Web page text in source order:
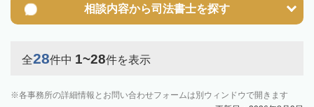
相談内容から司法書士を探す
全28件中 1~28件を表示
各事務所の詳細情報とお問い合わせフォームは別ウィンドウで開きます